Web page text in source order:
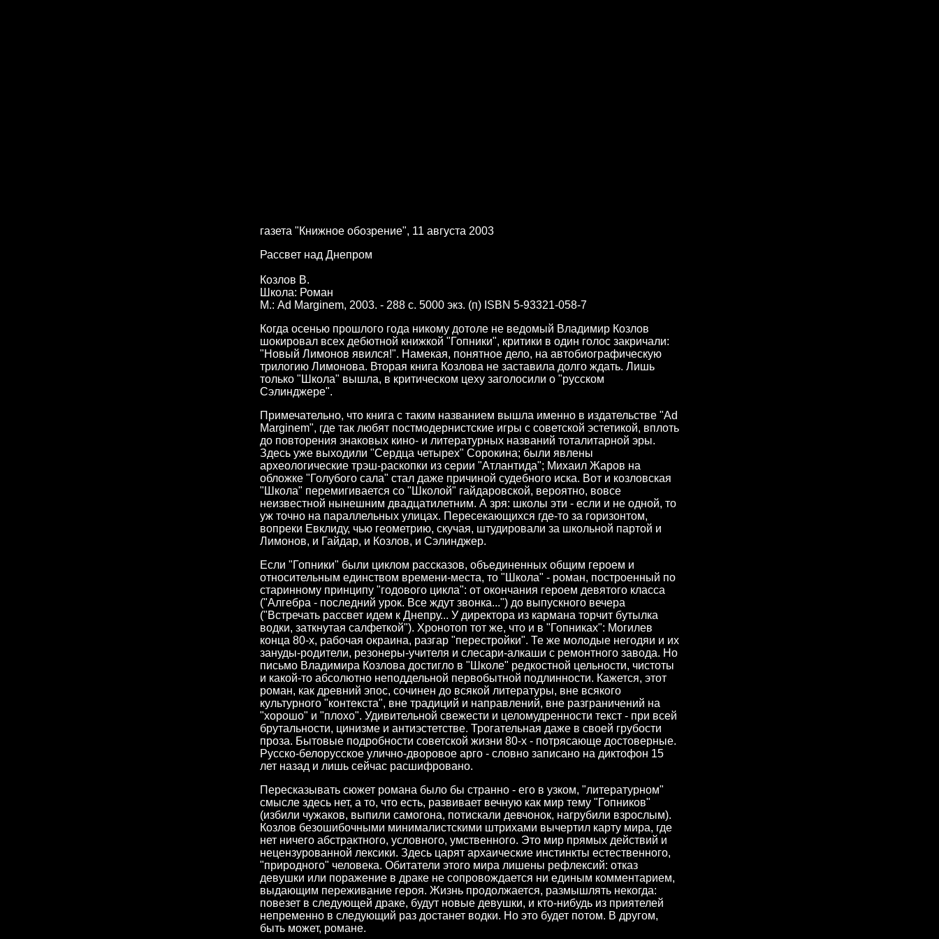
газета "Книжное обозрение", 11 августа 2003
Рассвет над Днепром
Козлов В.
Школа: Роман
М.: Ad Marginem, 2003. - 288 с. 5000 экз. (п) ISBN 5-93321-058-7
Когда осенью прошлого года никому дотоле не ведомый Владимир Козлов
шокировал всех дебютной книжкой "Гопники", критики в один голос закричали:
"Новый Лимонов явился!". Намекая, понятное дело, на автобиографическую
трилогию Лимонова. Вторая книга Козлова не заставила долго ждать. Лишь
только "Школа" вышла, в критическом цеху заголосили о "русском
Сэлинджере".
Примечательно, что книга с таким названием вышла именно в издательстве "Ad
Marginem", где так любят постмодернистские игры с советской эстетикой, вплоть
до повторения знаковых кино- и литературных названий тоталитарной эры.
Здесь уже выходили "Сердца четырех" Сорокина; были явлены
археологические трэш-раскопки из серии "Атлантида"; Михаил Жаров на
обложке "Голубого сала" стал даже причиной судебного иска. Вот и козловская
"Школа" перемигивается со "Школой" гайдаровской, вероятно, вовсе
неизвестной нынешним двадцатилетним. А зря: школы эти - если и не одной, то
уж точно на параллельных улицах. Пересекающихся где-то за горизонтом,
вопреки Евклиду, чью геометрию, скучая, штудировали за школьной партой и
Лимонов, и Гайдар, и Козлов, и Сэлинджер.
Если "Гопники" были циклом рассказов, объединенных общим героем и
относительным единством времени-места, то "Школа" - роман, построенный по
старинному принципу "годового цикла": от окончания героем девятого класса
("Алгебра - последний урок. Все ждут звонка...") до выпускного вечера
("Встречать рассвет идем к Днепру... У директора из кармана торчит бутылка
водки, заткнутая салфеткой"). Хронотоп тот же, что и в "Гопниках": Могилев
конца 80-х, рабочая окраина, разгар "перестройки". Те же молодые негодяи и их
зануды-родители, резонеры-учителя и слесари-алкаши с ремонтного завода. Но
письмо Владимира Козлова достигло в "Школе" редкостной цельности, чистоты
и какой-то абсолютно неподдельной первобытной подлинности. Кажется, этот
роман, как древний эпос, сочинен до всякой литературы, вне всякого
культурного "контекста", вне традиций и направлений, вне разграничений на
"хорошо" и "плохо". Удивительной свежести и целомудренности текст - при всей
брутальности, цинизме и антиэстетстве. Трогательная даже в своей грубости
проза. Бытовые подробности советской жизни 80-х - потрясающе достоверные.
Русско-белорусское улично-дворовое арго - словно записано на диктофон 15
лет назад и лишь сейчас расшифровано.
Пересказывать сюжет романа было бы странно - его в узком, "литературном"
смысле здесь нет, а то, что есть, развивает вечную как мир тему "Гопников"
(избили чужаков, выпили самогона, потискали девчонок, нагрубили взрослым).
Козлов безошибочными минималистскими штрихами вычертил карту мира, где
нет ничего абстрактного, условного, умственного. Это мир прямых действий и
нецензурованной лексики. Здесь царят архаические инстинкты естественного,
"природного" человека. Обитатели этого мира лишены рефлексий: отказ
девушки или поражение в драке не сопровождается ни единым комментарием,
выдающим переживание героя. Жизнь продолжается, размышлять некогда:
повезет в следующей драке, будут новые девушки, и кто-нибудь из приятелей
непременно в следующий раз достанет водки. Но это будет потом. В другом,
быть может, романе.